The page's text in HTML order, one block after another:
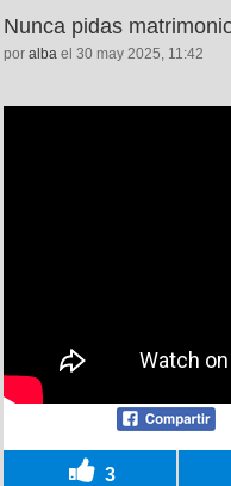
Nunca pidas
por alba el 30 may 2025, 11:42
3